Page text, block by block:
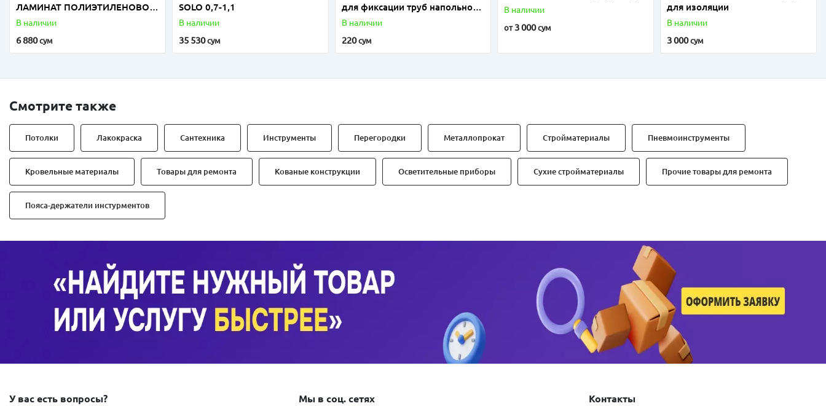
ЛАМИНАТ ПОЛИЭТИЛЕНОВОЙ
И ПОЛИПРОПИЛЕНОВОЙ
В наличии
6 880сум
SOLO 0,7-1,1
В наличии
35 530сум
для фиксации труб напольного
отопления
В наличии
220сум
В наличии
от3 000сум
для изоляции
В наличии
3 000сум
Смотрите также
Потолки Лакокраска Сантехника Инструменты Перегородки Металлопрокат Стройматериалы Пневмоинструменты
Кровельные материалы Товары для ремонта Кованые конструкции Осветительные приборы Сухие стройматериалы Прочие товары для ремонта
Пояса-держатели инстурментов
У вас есть вопросы? Мы в соц. сетях Контакты